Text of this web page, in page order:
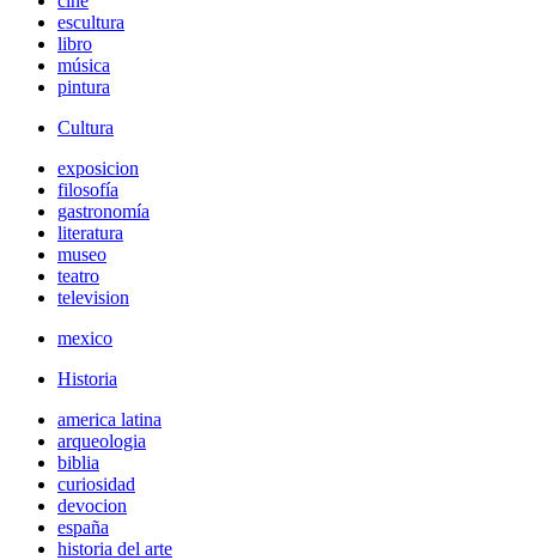
escultura
libro
música
pintura
Cultura
exposicion
filosofía
gastronomía
literatura
museo
teatro
television
mexico
Historia
america latina
arqueologia
biblia
curiosidad
devocion
españa
historia del arte